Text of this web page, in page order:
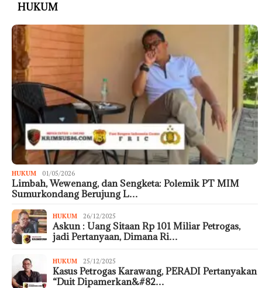
HUKUM
HUKUM 01/05/2026
Limbah, Wewenang, dan Sengketa: Polemik PT MIM
Sumurkondang Berujung L…
HUKUM 26/12/2025
Askun : Uang Sitaan Rp 101 Miliar Petrogas,
jadi Pertanyaan, Dimana Ri…
HUKUM 25/12/2025
Kasus Petrogas Karawang, PERADI Pertanyakan
“Duit Dipamerkan&#82…